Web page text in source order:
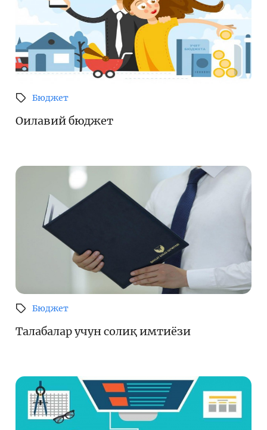
Бюджет
Оилавий бюджет
Бюджет
Талабалар учун солиқ имтиёзи